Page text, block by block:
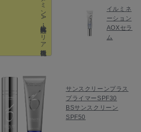
イルミネ
ーション
AOXセラ
ム
サンスクリーンプラス
プライマーSPF30
BSサンスクリーン
SPF50